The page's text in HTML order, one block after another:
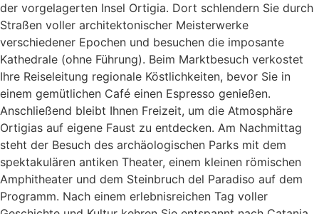
der vorgelagerten Insel Ortigia. Dort schlendern Sie durch
Straßen voller architektonischer Meisterwerke
verschiedener Epochen und besuchen die imposante
Kathedrale (ohne Führung). Beim Marktbesuch verkostet
Ihre Reiseleitung regionale Köstlichkeiten, bevor Sie in
einem gemütlichen Café einen Espresso genießen.
Anschließend bleibt Ihnen Freizeit, um die Atmosphäre
Ortigias auf eigene Faust zu entdecken. Am Nachmittag
steht der Besuch des archäologischen Parks mit dem
spektakulären antiken Theater, einem kleinen römischen
Amphitheater und dem Steinbruch del Paradiso auf dem
Programm. Nach einem erlebnisreichen Tag voller